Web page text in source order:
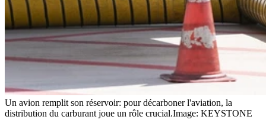
Un avion remplit son réservoir: pour décarboner l'aviation, la
distribution du carburant joue un rôle crucial.Image: KEYSTONE